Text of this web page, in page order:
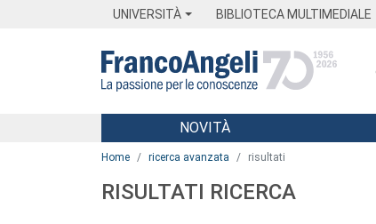
UNIVERSITÀ BIBLIOTECA MULTIMEDIALE
Menu
NOVITÀ
Home ricerca avanzata risultati
RISULTATI RICERCA